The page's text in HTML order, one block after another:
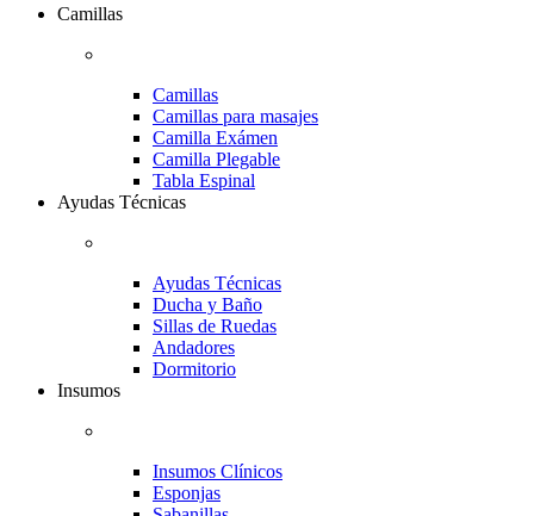
Camillas
Camillas
Camillas para masajes
Camilla Exámen
Camilla Plegable
Tabla Espinal
Ayudas Técnicas
Ayudas Técnicas
Ducha y Baño
Sillas de Ruedas
Andadores
Dormitorio
Insumos
Insumos Clínicos
Esponjas